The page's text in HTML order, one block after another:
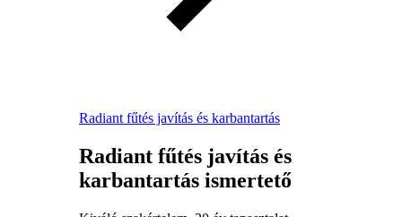
Radiant fűtés javítás és karbantartás
Radiant fűtés javítás és
karbantartás ismertető